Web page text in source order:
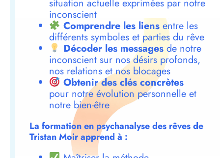
situation actuelle exprimées par notre
inconscient
Comprendre les liensentre les
différents symboles et parties du rêve
Décoder les messagesde notre
inconscient sur nos désirs profonds,
nos relations et nos blocages
Obtenir des clés concrètes
pour notre évolution personnelle et
notre bien-être
La formation en psychanalyse des rêves de
Tristan Moir apprend à :